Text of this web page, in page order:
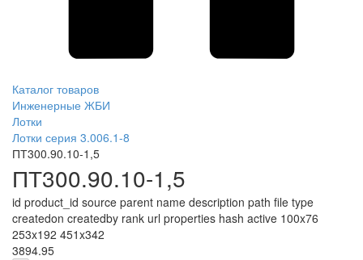
Каталог товаров
Инженерные ЖБИ
Лотки
Лотки серия 3.006.1-8
ПТ300.90.10-1,5
ПТ300.90.10-1,5
id product_id source parent name description path file type
createdon createdby rank url properties hash active 100x76
253x192 451x342
3894.95